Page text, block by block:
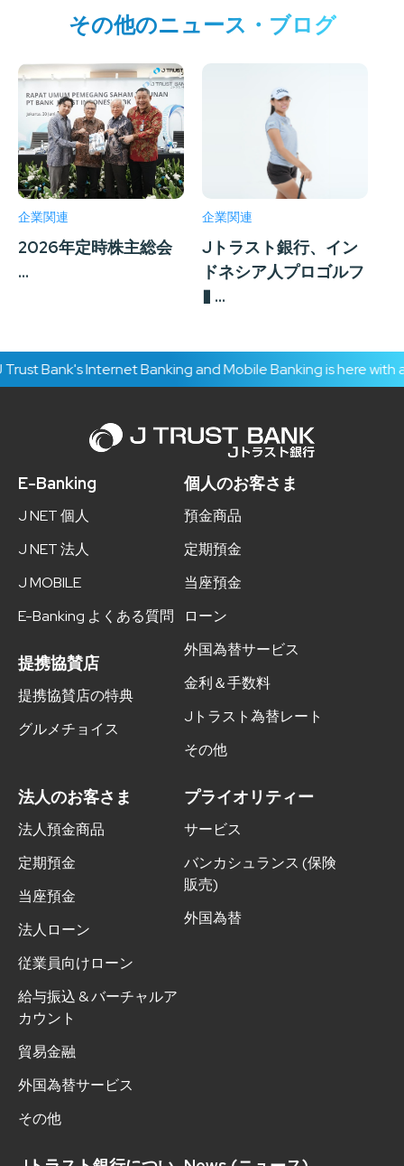
その他のニュース・ブログ
企業関連
2026年定時株主総会
...
企業関連
Jトラスト銀行、イン
ドネシア人プロゴルフ
� ...
Bank's Internet Banking and Mobile Banking is here with
E-Banking
J NET 個人
J NET 法人
J MOBILE
E-Banking よくある質問
提携協賛店
提携協賛店の特典
グルメチョイス
個人のお客さま
預金商品
定期預金
当座預金
ローン
外国為替サービス
金利＆手数料
Jトラスト為替レート
その他
法人のお客さま
法人預金商品
定期預金
当座預金
法人ローン
従業員向けローン
給与振込 & バーチャルア
カウント
貿易金融
外国為替サービス
その他
プライオリティー
サービス
バンカシュランス (保険
販売)
外国為替